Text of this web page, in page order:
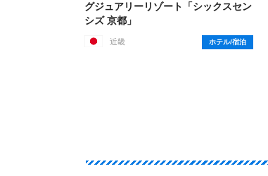
グジュアリーリゾート「シックスセン
シズ 京都」
近畿 ホテル/宿泊